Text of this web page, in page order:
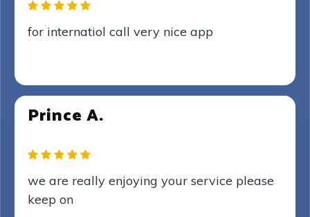
for internatiol call very nice app
Prince A.
we are really enjoying your service please
keep on